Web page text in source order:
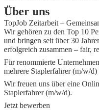
Über uns
TopJob Zeitarbeit –
Wir gehören zu den Top 10
und bringen seit über 30
erfolgreich zusammen – fair,
Für renommierte
mehrere Staplerfahrer (m/w/
Wir freuen uns über eine
Staplerfahrer (m/w/d).
Jetzt bewerben